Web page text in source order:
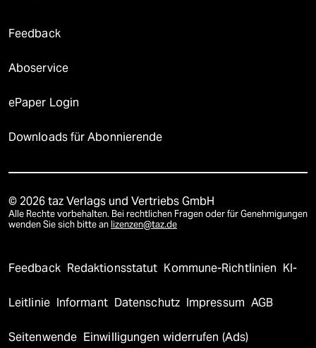
Feedback
Aboservice
ePaper Login
Downloads für Abonnierende
© 2026 taz Verlags und Vertriebs GmbH
Alle Rechte vorbehalten. Bei rechtlichen Fragen oder für Genehmigungen
wenden Sie sich bitte an lizenzen@taz.de
Feedback Redaktionsstatut Kommune-Richtlinien KI-
Leitlinie Informant Datenschutz Impressum AGB
Seitenwende Einwilligungen widerrufen (Ads)